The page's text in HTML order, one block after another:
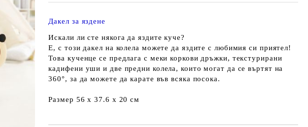
Дакел за яздене
Искали ли сте някога да яздите куче?
Е, с този дакел на колела можете да яздите с любимия си приятел!
Това кученце се предлага с меки коркови дръжки, текстурирани
кадифени уши и две предни колела, които могат да се въртят на
360°, за да можете да карате във всяка посока.
Размер 56 x 37.6 x 20 см